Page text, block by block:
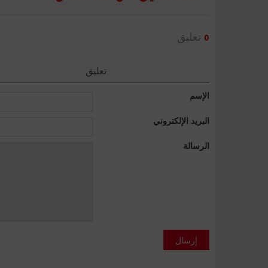
0 تعليق
تعليق
الإسم
البريد الإلكتروني
الرسالة
إرسال